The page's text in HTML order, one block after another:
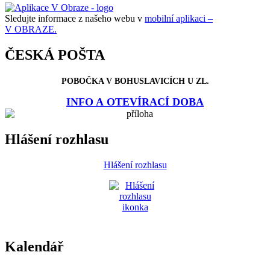
Sledujte informace z našeho webu v mobilní aplikaci –
V OBRAZE.
ČESKÁ POŠTA
POBOČKA V BOHUSLAVICÍCH U ZL.
INFO A OTEVÍRACÍ DOBA
Hlášení rozhlasu
Hlášení rozhlasu
Kalendář